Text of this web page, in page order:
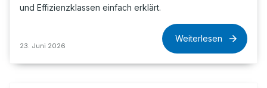
und Effizienzklassen einfach erklärt.
23. Juni 2026
Weiterlesen